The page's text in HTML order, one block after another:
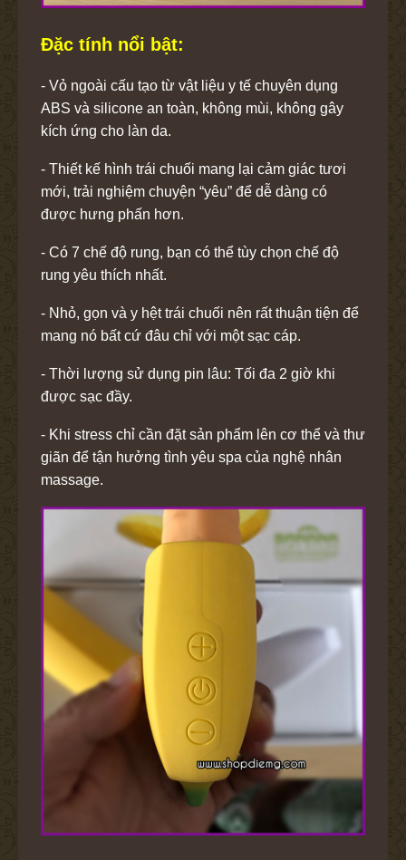
Đặc tính nổi bật:
- Vỏ ngoài cấu tạo từ vật liệu y tế chuyên dụng
ABS và silicone an toàn, không mùi, không gây
kích ứng cho làn da.
- Thiết kế hình trái chuối mang lại cảm giác tươi
mới, trải nghiệm chuyện “yêu” để dễ dàng có
được hưng phấn hơn.
- Có 7 chế độ rung, bạn có thể tùy chọn chế độ
rung yêu thích nhất.
- Nhỏ, gọn và y hệt trái chuối nên rất thuận tiện để
mang nó bất cứ đâu chỉ với một sạc cáp.
- Thời lượng sử dụng pin lâu: Tối đa 2 giờ khi
được sạc đầy.
- Khi stress chỉ cần đặt sản phẩm lên cơ thể và thư
giãn để tận hưởng tình yêu spa của nghệ nhân
massage.